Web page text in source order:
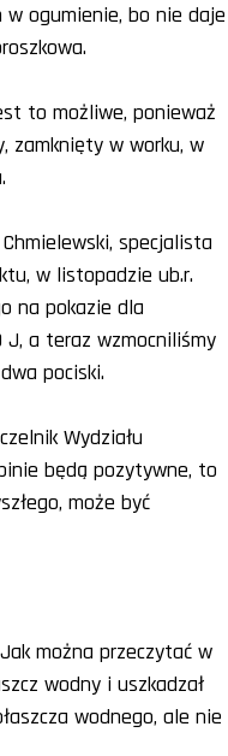
ogumienie, bo nie daje
to możliwe, ponieważ
zamknięty w worku, w
specjalista
w listopadzie ub.r.
na pokazie dla
J, a teraz wzmocniliśmy
pociski.
Wydziału
będą pozytywne, to
może być
można przeczytać w
wodny i uszkadzał
wodnego, ale nie